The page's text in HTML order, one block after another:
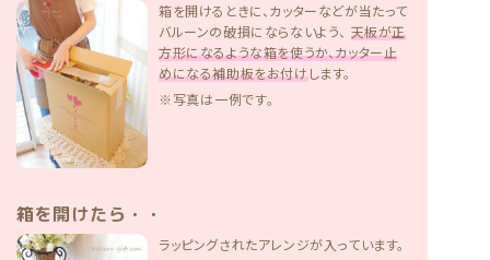
箱を開けるときに、カッターなどが当たって
バルーンの破損にならないよう、 天板が正
方形になるような箱を使うか、カッター止
めになる補助板をお付けします。
※写真は一例です。
箱を開けたら・・
ラッピングされたアレンジが入っています。